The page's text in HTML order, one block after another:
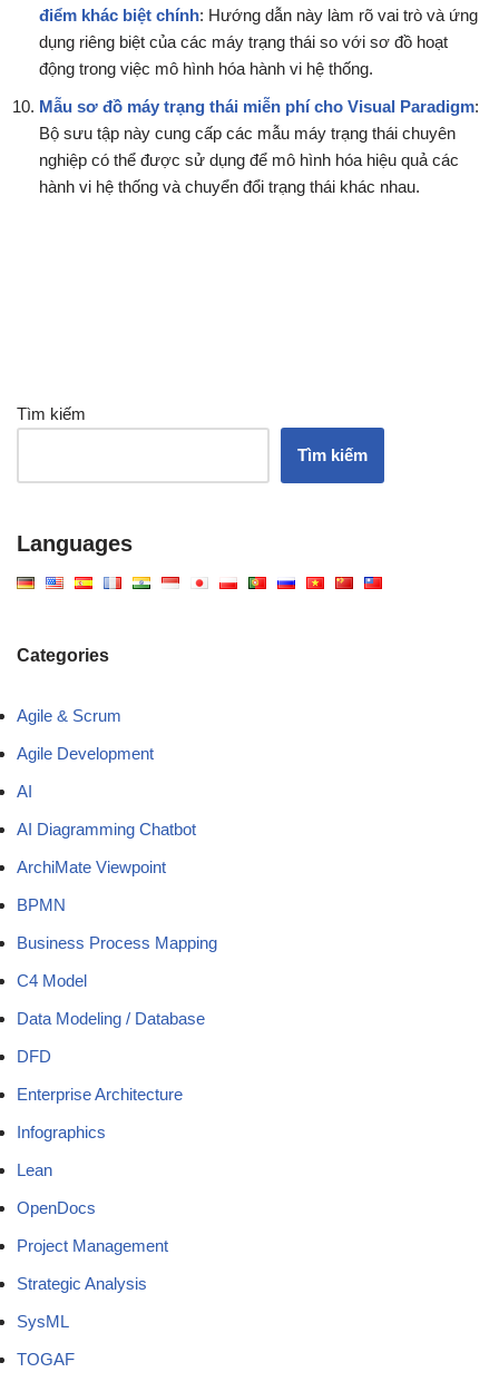
điểm khác biệt chính: Hướng dẫn này làm rõ vai trò và ứng
dụng riêng biệt của các máy trạng thái so với sơ đồ hoạt
động trong việc mô hình hóa hành vi hệ thống.
Mẫu sơ đồ máy trạng thái miễn phí cho Visual Paradigm:
Bộ sưu tập này cung cấp các mẫu máy trạng thái chuyên
nghiệp có thể được sử dụng để mô hình hóa hiệu quả các
hành vi hệ thống và chuyển đổi trạng thái khác nhau.
Tìm kiếm
Tìm kiếm
Languages
Categories
Agile & Scrum
Agile Development
AI
AI Diagramming Chatbot
ArchiMate Viewpoint
BPMN
Business Process Mapping
C4 Model
Data Modeling / Database
DFD
Enterprise Architecture
Infographics
Lean
OpenDocs
Project Management
Strategic Analysis
SysML
TOGAF